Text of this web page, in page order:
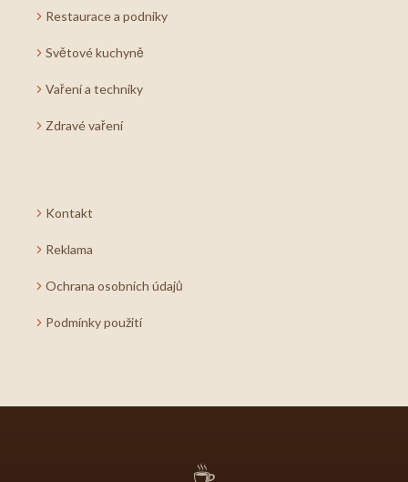
Restaurace a podniky
Světové kuchyně
Vaření a techniky
Zdravé vaření
Kontakt
Reklama
Ochrana osobních údajů
Podmínky použití
☕